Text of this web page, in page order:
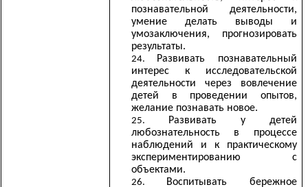
познавательной деятельности,
умение делать выводы и
умозаключения, прогнозировать
результаты.
Развивать познавательный
интерес к исследовательской
деятельности через вовлечение
детей в проведении опытов,
желание познавать новое.
Развивать у детей
любознательность в процессе
наблюдений и к практическому
экспериментированию с
объектами.
Воспитывать бережное